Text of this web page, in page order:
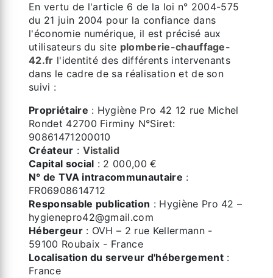
En vertu de l'article 6 de la loi n° 2004-575
du 21 juin 2004 pour la confiance dans
l'économie numérique, il est précisé aux
utilisateurs du site plomberie-chauffage-
42.fr l'identité des différents intervenants
dans le cadre de sa réalisation et de son
suivi :
Propriétaire : Hygiène Pro 42 12 rue Michel
Rondet 42700 Firminy N°Siret:
90861471200010
Créateur : Vistalid
Capital social : 2 000,00 €
N° de TVA intracommunautaire :
FR06908614712
Responsable publication : Hygiène Pro 42 –
hygienepro42@gmail.com
Hébergeur: OVH – 2 rue Kellermann -
59100 Roubaix - France
Localisation du serveur d'hébergement:
France